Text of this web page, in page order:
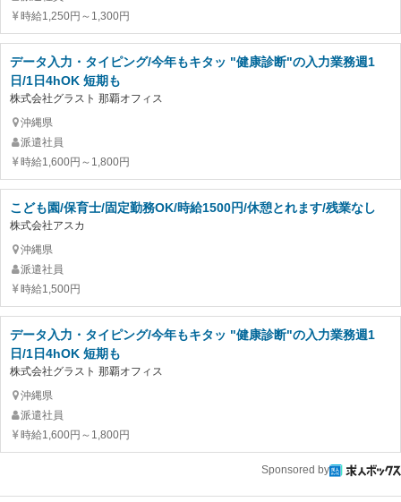
時給1,250円～1,300円
データ入力・タイピング/今年もキタッ "健康診断"の入力業務週1
日/1日4hOK 短期も
株式会社グラスト 那覇オフィス
沖縄県
派遣社員
時給1,600円～1,800円
こども園/保育士/固定勤務OK/時給1500円/休憩とれます/残業なし
株式会社アスカ
沖縄県
派遣社員
時給1,500円
データ入力・タイピング/今年もキタッ "健康診断"の入力業務週1
日/1日4hOK 短期も
株式会社グラスト 那覇オフィス
沖縄県
派遣社員
時給1,600円～1,800円
Sponsored by